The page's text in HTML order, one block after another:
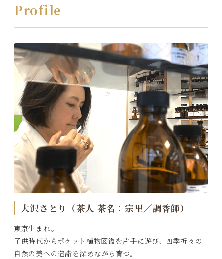
Profile
大沢さとり（茶人 茶名：宗里／調香師）
東京生まれ。
子供時代からポケット植物図鑑を片手に遊び、四季折々の
自然の美への造詣を深めながら育つ。